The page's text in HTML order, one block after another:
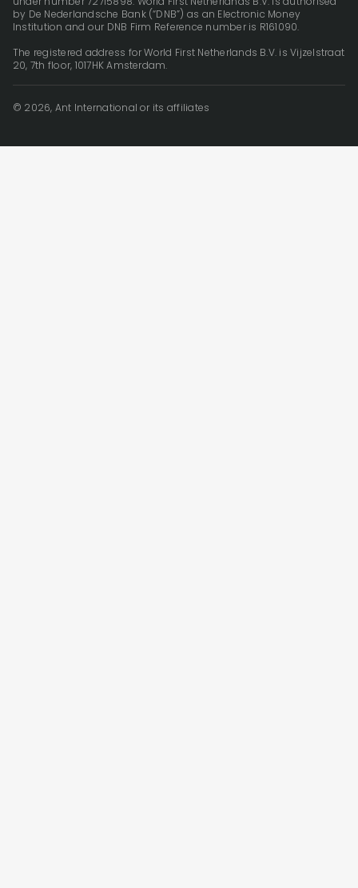
by De Nederlandsche Bank (“DNB”) as an Electronic Money
Institution and our DNB Firm Reference number is R161090.
The registered address for World First Netherlands B.V. is Vijzelstraat
20, 7th floor, 1017HK Amsterdam.
© 2026, Ant International or its affiliates